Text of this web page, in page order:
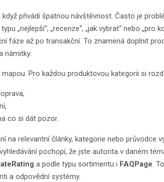
přivádí špatnou návštěvnost. Často je
„nejlepší“, „recenze“, „jak vybrat“ nebo „pro
fáze až po transakční. To znamená doplnit
námitky.
Pro každou produktovou kategorii si
co si dát pozor.
na relevantní články, kategorie nebo průvodce
pochopí, že jste autorita v daném
a podle typu sortimentu i FAQPage.
a odpovědní systémy.